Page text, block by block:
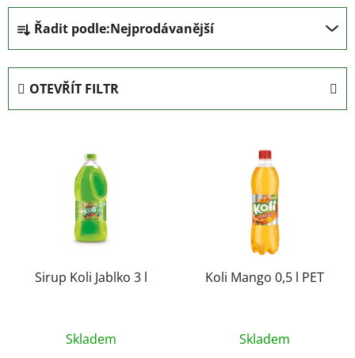
Ř
a
z
n
Řadit podle:Nejprodávanější
OTEVŘÍT FILTR
Sirup Koli Jablko 3 l
Skladem
Koli Mango 0,5 l PET
Skladem